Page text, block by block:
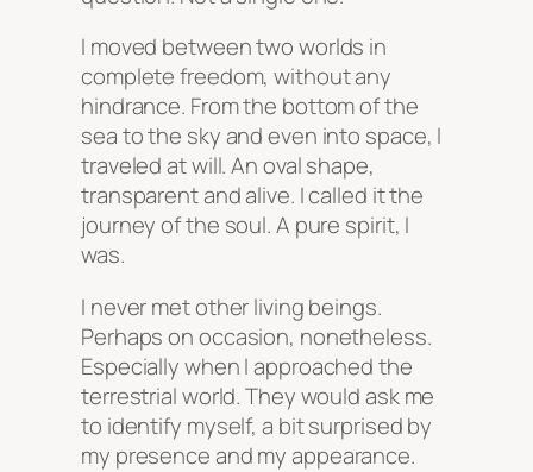
I moved between two worlds in
complete freedom, without any
hindrance. From the bottom of the
sea to the sky and even into space, I
traveled at will. An oval shape,
transparent and alive. I called it the
journey of the soul. A pure spirit, I
was.
I never met other living beings.
Perhaps on occasion, nonetheless.
Especially when I approached the
terrestrial world. They would ask me
to identify myself, a bit surprised by
my presence and my appearance.